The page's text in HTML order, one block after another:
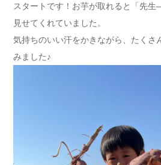
スタートです！お芋が取れると「先
見せてくれていました。
気持ちのいい汗をかきながら、たくさ
みました♪